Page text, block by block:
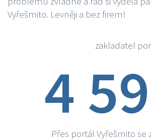
Vyřešmito. Levněji a bez firem!
zakladatel
4
Přes portál Vyřešmito se